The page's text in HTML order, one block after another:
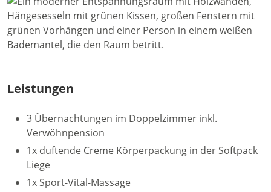
Leistungen
3 Übernachtungen im Doppelzimmer inkl.
Verwöhnpension
1x duftende Creme Körperpackung in der Softpack
Liege
1x Sport-Vital-Massage